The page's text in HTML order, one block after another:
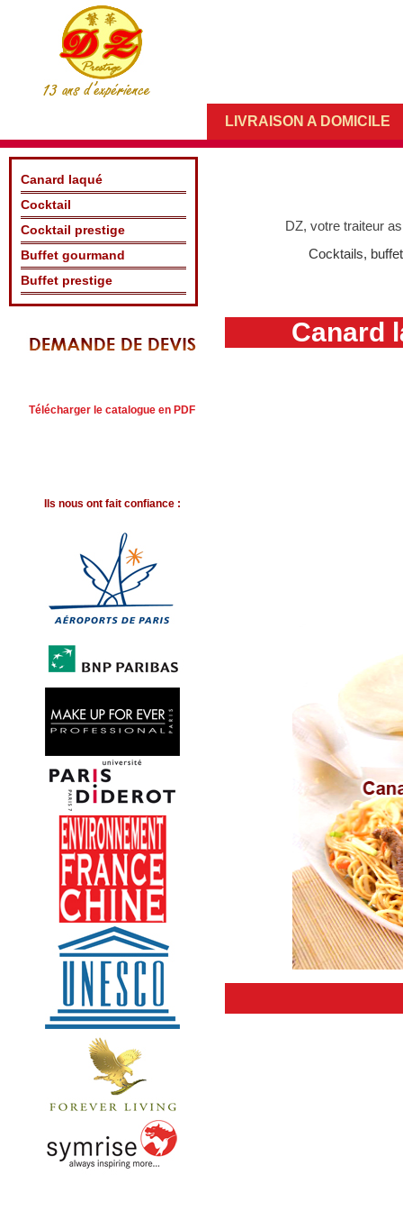
LIVRAISON A DOMICILE
Canard laqué
Cocktail
Cocktail prestige
Buffet gourmand
Buffet prestige
Télécharger le catalogue en PDF
Ils nous ont fait confiance :
DZ, votre traiteur
Cocktails,
Canard